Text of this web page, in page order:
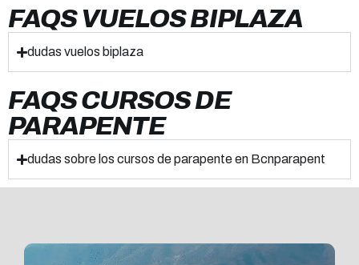
FAQS VUELOS BIPLAZA
dudas vuelos biplaza
FAQS CURSOS DE
PARAPENTE
dudas sobre los cursos de parapente en Bcnparapent